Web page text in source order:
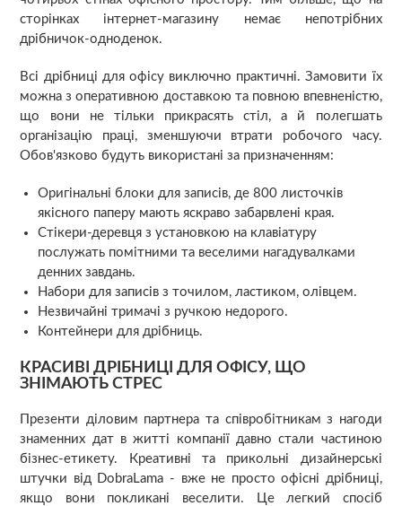
сторінках інтернет-магазину немає непотрібних
дрібничок-одноденок.
Всі дрібниці для офісу виключно практичні. Замовити їх
можна з оперативною доставкою та повною впевненістю,
що вони не тільки прикрасять стіл, а й полегшать
організацію праці, зменшуючи втрати робочого часу.
Обов'язково будуть використані за призначенням:
Оригінальні блоки для записів, де 800 листочків
якісного паперу мають яскраво забарвлені края.
Стікери-деревця з установкою на клавіатуру
послужать помітними та веселими нагадувалками
денних завдань.
Набори для записів з точилом, ластиком, олівцем.
Незвичайні тримачі з ручкою недорого.
Контейнери для дрібниць.
КРАСИВІ ДРІБНИЦІ ДЛЯ ОФІСУ, ЩО
ЗНІМАЮТЬ СТРЕС
Презенти діловим партнера та співробітникам з нагоди
знаменних дат в житті компанії давно стали частиною
бізнес-етикету. Креативні та прикольні дизайнерські
штучки від DobraLama - вже не просто офісні дрібниці,
якщо вони покликані веселити. Це легкий спосіб